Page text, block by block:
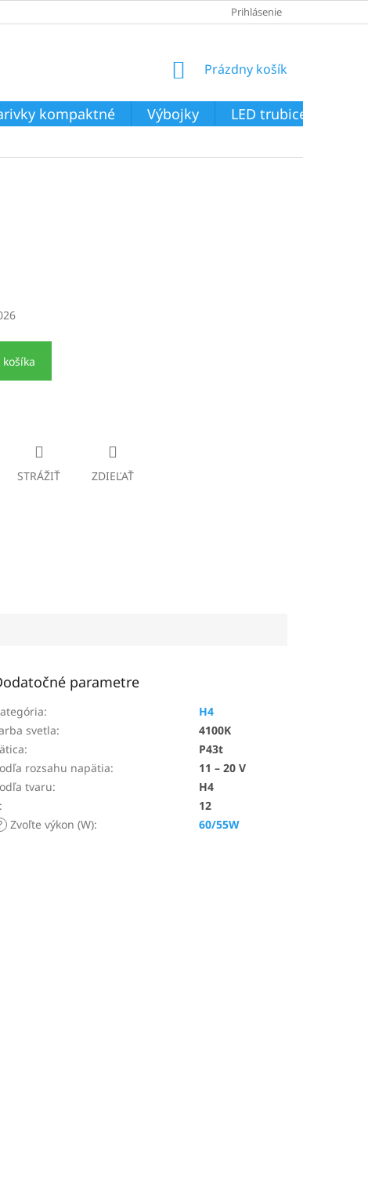
Prihlásenie
NÁKUPNÝ
Prázdny košík
kompaktné Výbojky LED trubice
STRÁŽIŤ ZDIEĽAŤ
parametre
:
H4
svetla:
4100K
:
P43t
rozsahu napätia:
11 – 20 V
tvaru:
H4
:
12
Zvoľte výkon (W): 60/55W